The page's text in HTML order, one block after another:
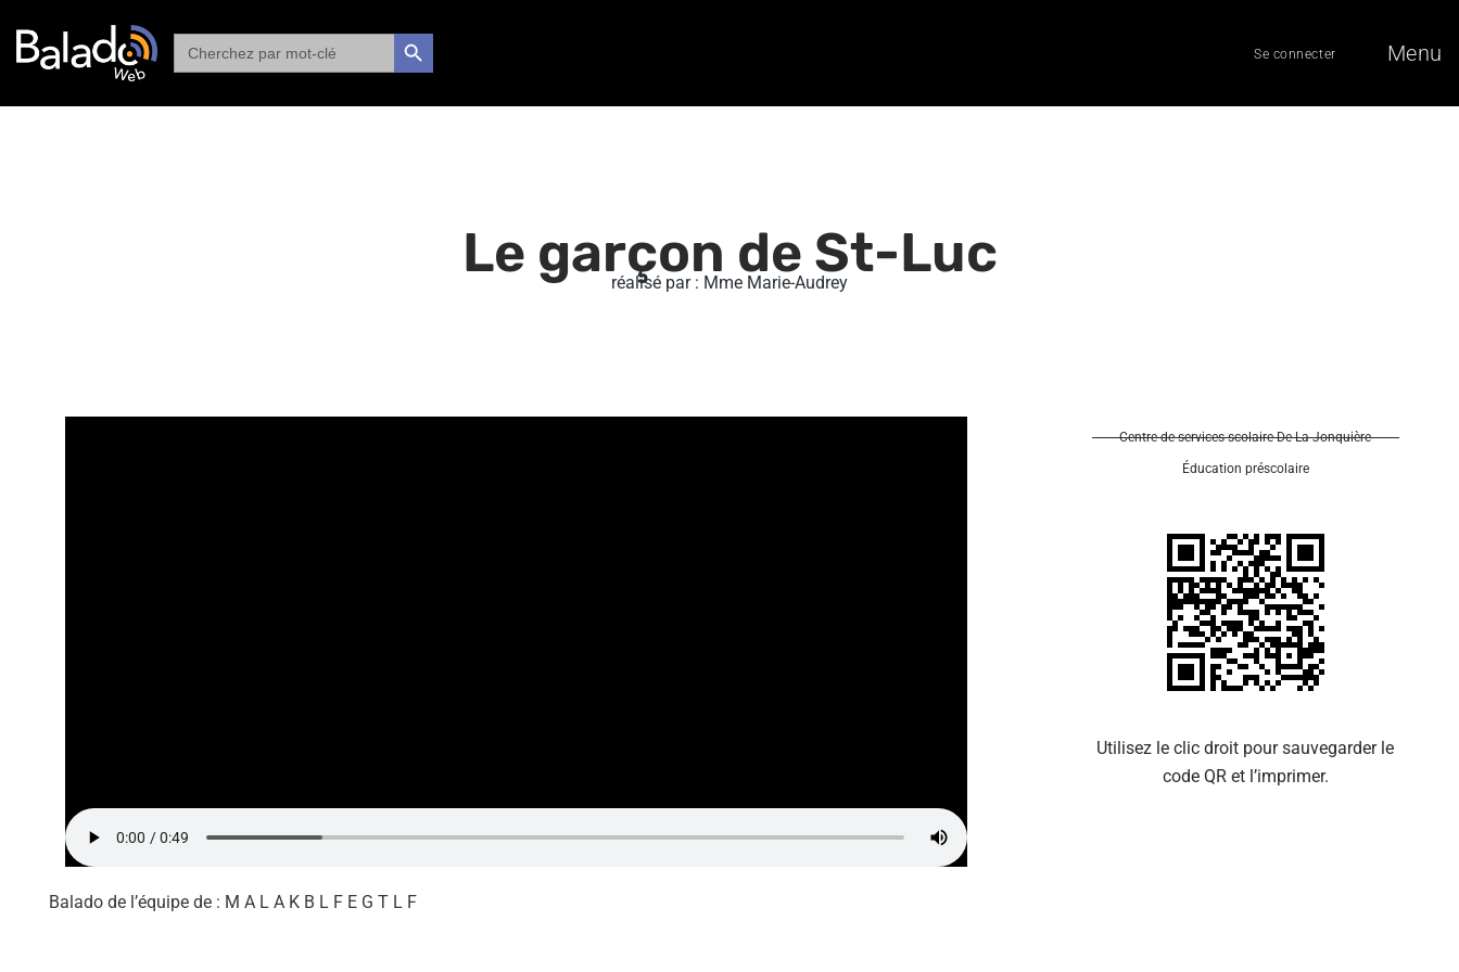
Search
for:
SEARCH BUTTON Se connecter Menu
Le garçon de St-Luc
réalisé par : Mme Marie-Audrey
Balado de l’équipe de : M A L A K B L F E G T L F
Centre de services scolaire De La Jonquière
Éducation préscolaire
Utilisez le clic droit pour sauvegarder le
code QR et l’imprimer.